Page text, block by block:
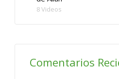
8 Videos
Comentarios